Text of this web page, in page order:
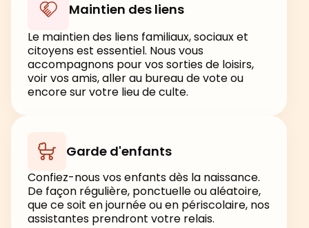
Maintien des liens
Le maintien des liens familiaux, sociaux et
citoyens est essentiel. Nous vous
accompagnons pour vos sorties de loisirs,
voir vos amis, aller au bureau de vote ou
encore sur votre lieu de culte.
Garde d'enfants
Confiez-nous vos enfants dès la naissance.
De façon régulière, ponctuelle ou aléatoire,
que ce soit en journée ou en périscolaire, nos
assistantes prendront votre relais.